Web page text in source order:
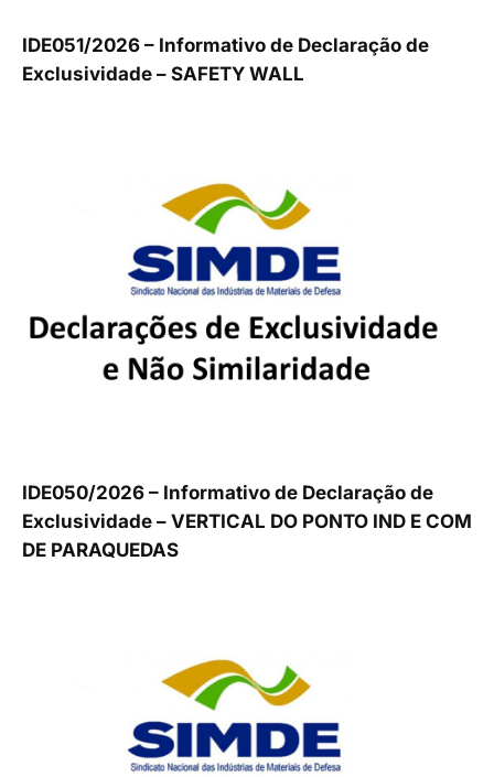
IDE051/2026 – Informativo de Declaração de
Exclusividade – SAFETY WALL
IDE050/2026 – Informativo de Declaração de
Exclusividade – VERTICAL DO PONTO IND E COM
DE PARAQUEDAS